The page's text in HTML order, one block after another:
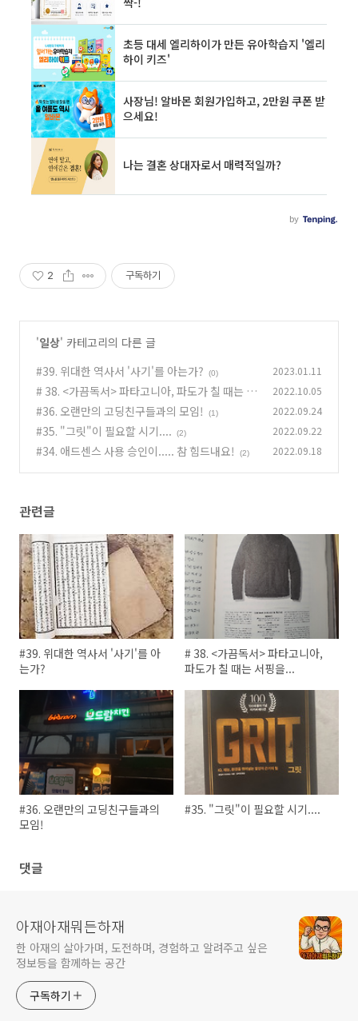
2 구독하기
'일상' 카테고리의 다른 글
#39. 위대한 역사서 '사기'를 아는가?
(0) 2023.01.11
# 38. <가끔독서> 파타고니아, 파도가 칠 때는 서
핑을... (0)
2022.10.05
#36. 오랜만의 고딩친구들과의 모임! (1) 2022.09.24
#35. "그릿"이 필요할 시기.... (2) 2022.09.22
#34. 애드센스 사용 승인이..... 참 힘드내요! (2) 2022.09.18
관련글
#39. 위대한 역사서 '사기'를 아
는가?
# 38. <가끔독서> 파타고니아,
파도가 칠 때는 서핑을...
#36. 오랜만의 고딩친구들과의
모임!
#35. "그릿"이 필요할 시기....
댓글
아재아재뭐든하재
한 아재의 살아가며, 도전하며, 경험하고 알려주고 싶은
정보등을 함께하는 공간
구독하기